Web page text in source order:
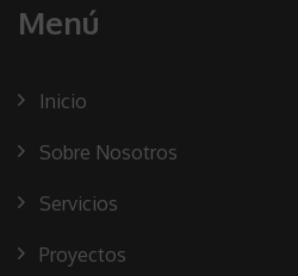
Menú
Inicio
Sobre Nosotros
Servicios
Proyectos